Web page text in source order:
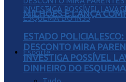
MILHÕES E LANÇA
Esporte
ESTADO
DESCONTO MIRA
INVESTIGA POSSÍVEL
DINHEIRO DO